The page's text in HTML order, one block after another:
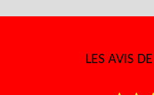
LES AVIS